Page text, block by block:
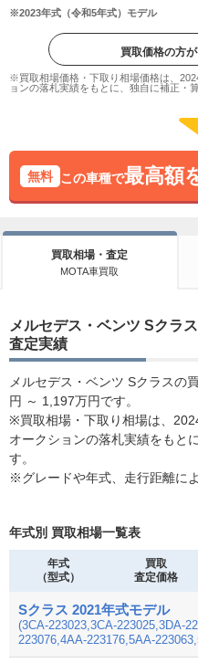
※2023年式（令和5年式）モデル
買取価格の方が
※買取相場価格・下取り相場価格は、
ョンの落札実績をもとに、独自に補正・
無料 この車種で最高額
買取相場・査定
MOTA車買取
メルセデス・ベンツ Sクラ
査定実績
メルセデス・ベンツ Sクラスの
円 ～ 1,197万円です。
※買取相場・下取り相場は、
オークションの落札実績をもと
す。
※グレードや年式、走行距離に
年式別 買取相場一覧表
年式
（型式）
買取
査定価格
Sクラス 2021年式モデル
(3CA-223023,3CA-223025,3DA-
223076,4AA-223176,5AA-
223163,5AA-223163N,5LA-